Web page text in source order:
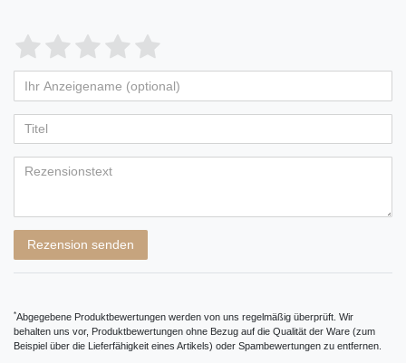
Bewertungssterne
von
5
Bewertungssternen
4
von
5
Bewertungssternen
3
von
5
Bewertungssternen
2
von
5
Bewertungssternen
1
von
5
Bewertungssternen
Anzeigename
(optional)
Rezension senden
*Abgegebene Produktbewertungen werden von uns regelmäßig überprüft. Wir
behalten uns vor, Produktbewertungen ohne Bezug auf die Qualität der Ware (zum
Beispiel über die Lieferfähigkeit eines Artikels) oder Spambewertungen zu entfernen.